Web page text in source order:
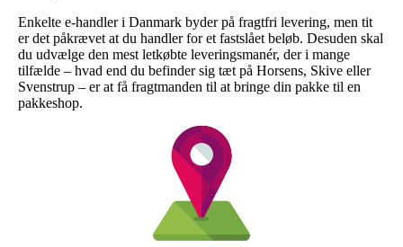
Enkelte e-handler i Danmark byder på fragtfri levering, men tit
er det påkrævet at du handler for et fastslået beløb. Desuden skal
du udvælge den mest letkøbte leveringsmanér, der i mange
tilfælde – hvad end du befinder sig tæt på Horsens, Skive eller
Svenstrup – er at få fragtmanden til at bringe din pakke til en
pakkeshop.